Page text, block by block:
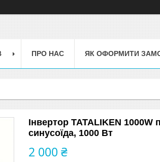
ПРО НАС ЯК ОФОРМИТИ
Інвертор TATALIKEN 1000W
синусоїда, 1000 Вт
2 000 ₴